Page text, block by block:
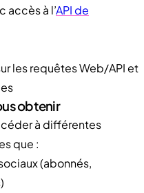
accès à l’API de
les requêtes Web/API et
obtenir
à différentes
que :
(abonnés,